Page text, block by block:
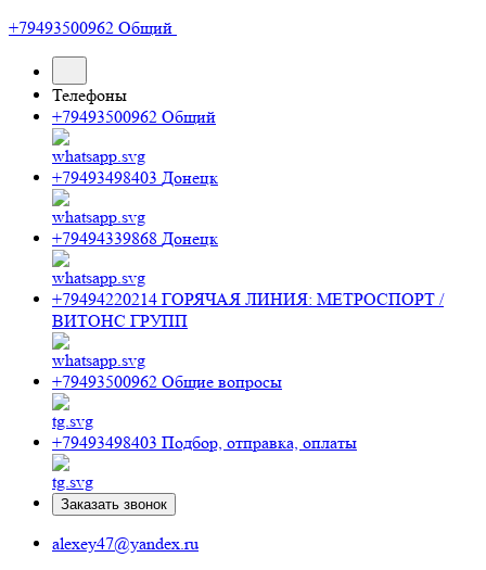
+79493500962 Общий
Телефоны
+79493500962 Общий
+79493498403 Донецк
+79494339868 Донецк
+79494220214 ГОРЯЧАЯ ЛИНИЯ: МЕТРОСПОРТ /
ВИТОНС ГРУПП
+79493500962 Общие вопросы
+79493498403 Подбор, отправка, оплаты
Заказать звонок
alexey47@yandex.ru